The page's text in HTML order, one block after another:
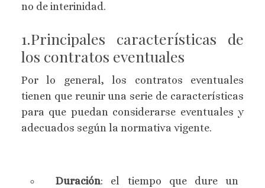
no de interinidad.
1.Principales características de
los contratos eventuales
Por lo general, los contratos eventuales
tienen que reunir una serie de características
para que puedan considerarse eventuales y
adecuados según la normativa vigente.
Duración: el tiempo que dure un